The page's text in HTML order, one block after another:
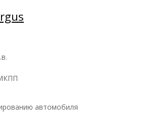
автомобиля